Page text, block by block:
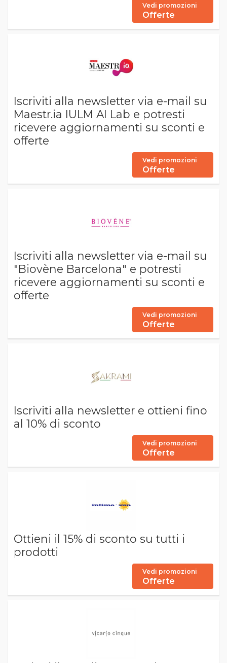
Vedi promozioni
Offerte
Iscriviti alla newsletter via e-mail su
Maestr.ia IULM AI Lab e potresti
ricevere aggiornamenti su sconti e
offerte
Vedi promozioni
Offerte
Iscriviti alla newsletter via e-mail su
"Biovène Barcelona" e potresti
ricevere aggiornamenti su sconti e
offerte
Vedi promozioni
Offerte
Iscriviti alla newsletter e ottieni fino
al 10% di sconto
Vedi promozioni
Offerte
Ottieni il 15% di sconto su tutti i
prodotti
Vedi promozioni
Offerte